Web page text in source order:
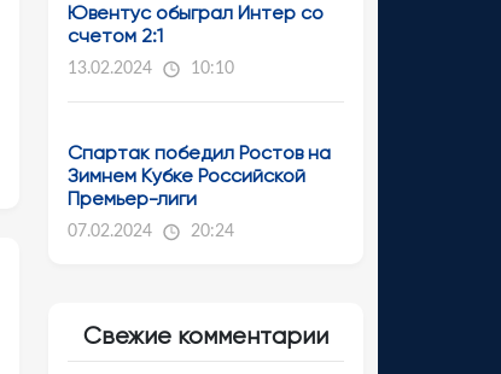
Ювентус обыграл Интер со
счетом 2:1
13.02.2024 10:10
Спартак победил Ростов на
Зимнем Кубке Российской
Премьер-лиги
07.02.2024 20:24
Свежие комментарии